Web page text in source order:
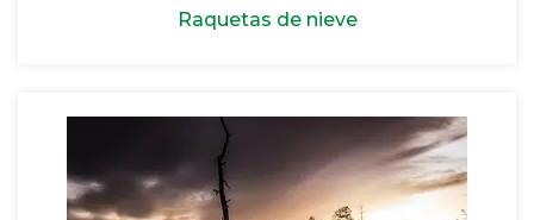
Raquetas de nieve